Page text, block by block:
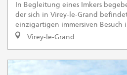
In Begleitung eines Imkers
der sich in Virey-le-Grand
einzigartigen immersiven Besuch
Virey-le-Grand